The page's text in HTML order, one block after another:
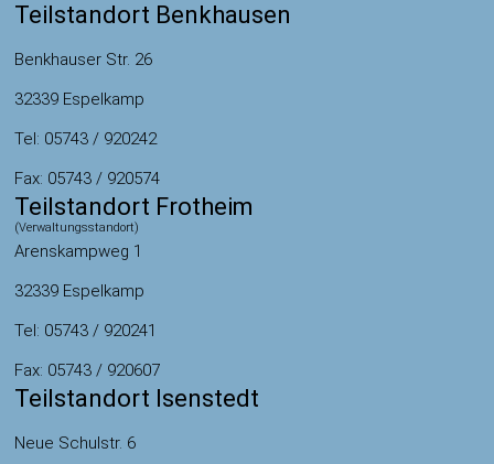
Teilstandort Benkhausen
Benkhauser Str. 26
32339 Espelkamp
Tel: 05743 / 920242
Fax: 05743 / 920574
Teilstandort Frotheim
(Verwaltungsstandort)
Arenskampweg 1
32339 Espelkamp
Tel: 05743 / 920241
Fax: 05743 / 920607
Teilstandort Isenstedt
Neue Schulstr. 6